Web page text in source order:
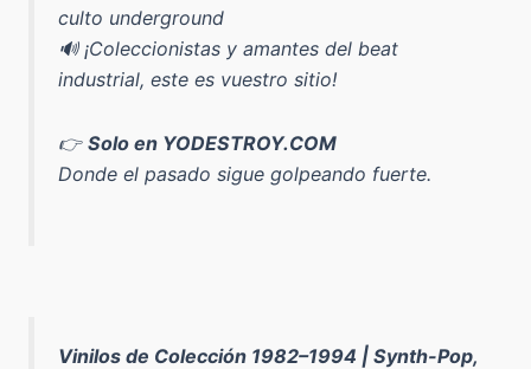
culto underground
🔊 ¡Coleccionistas y amantes del beat
industrial, este es vuestro sitio!
👉Solo en YODESTROY.COM
Donde el pasado sigue golpeando fuerte.
Vinilos de Colección 1982–1994 | Synth-Pop,